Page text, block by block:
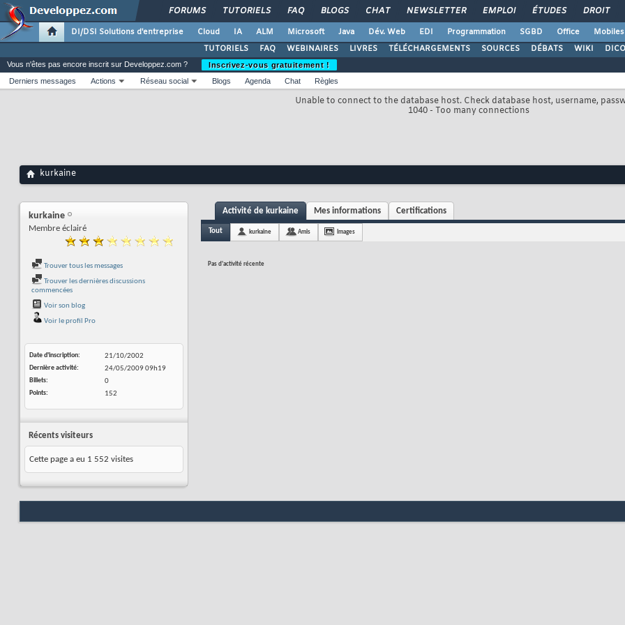
FORUMS TUTORIELS FAQ BLOGS CHAT NEWSLETTER EMPLOI ÉTUDES DROIT
DI/DSI Solutions d'entreprise Cloud IA ALM Microsoft Java Dév. Web EDI Programmation SGBD Office Mobiles
TUTORIELS
FAQ WEBINAIRES LIVRES TÉLÉCHARGEMENTS SOURCES DÉBATS WIKI DICO
Unable to connect to the database host. Check database host, username,
1040 - Too many connections
Vous n'êtes pas encore inscrit sur Developpez.com ?
Inscrivez-vous gratuitement !
Derniers messages
Actions Réseau social Blogs Agenda Chat Règles
kurkaine
kurkaine
Membre éclairé
Trouver tous les messages
Trouver les dernières discussions
commencées
Voir son blog
Voir le profil Pro
Date d'inscription
21/10/2002
Dernière activité
24/05/200909h19
Billets
0
Points
152
Récents visiteurs
Cette page a eu 1 552 visites
Activité de kurkaine Mes informations Certifications
Tout kurkaine Amis Images
Pas d'activité récente